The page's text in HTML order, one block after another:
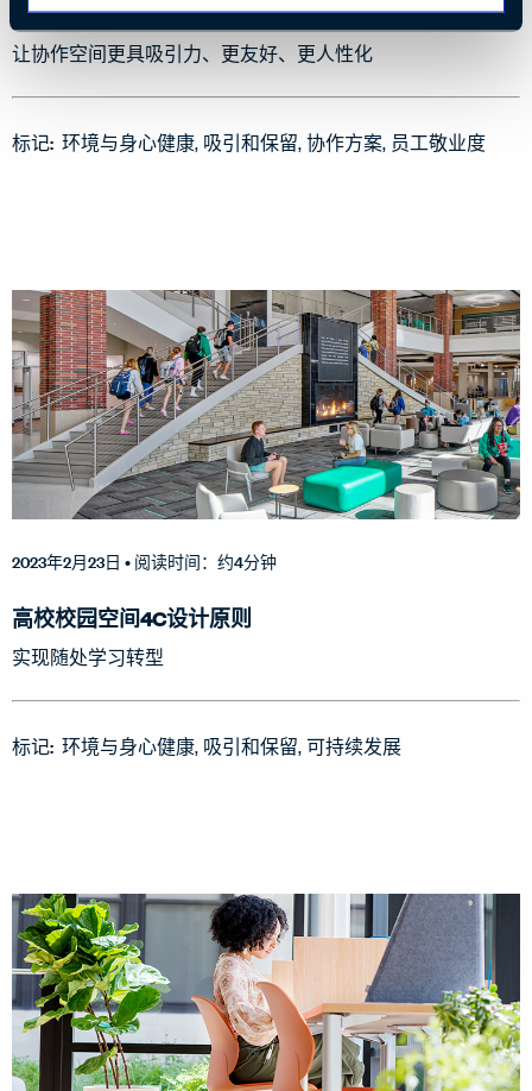
如何吸引混合办公员工前来办公室开展协作
让协作空间更具吸引力、更友好、更人性化
标记: 环境与身心健康 吸引和保留 协作方案 员工敬业度
2023年2月23日 • 阅读时间：约4分钟
高校校园空间4C设计原则
实现随处学习转型
标记: 环境与身心健康 吸引和保留 可持续发展